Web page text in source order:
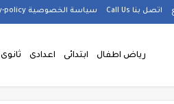
اتصل بنا Call Us سياسة الخصوصية privacy-policy
رياض اطفال ابتدائى اعدادى ثانوى